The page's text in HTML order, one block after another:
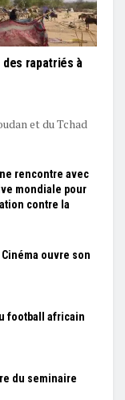
rapatriés à
et du Tchad
rencontre avec
mondiale pour
contre la
ouvre son
football africain
du seminaire